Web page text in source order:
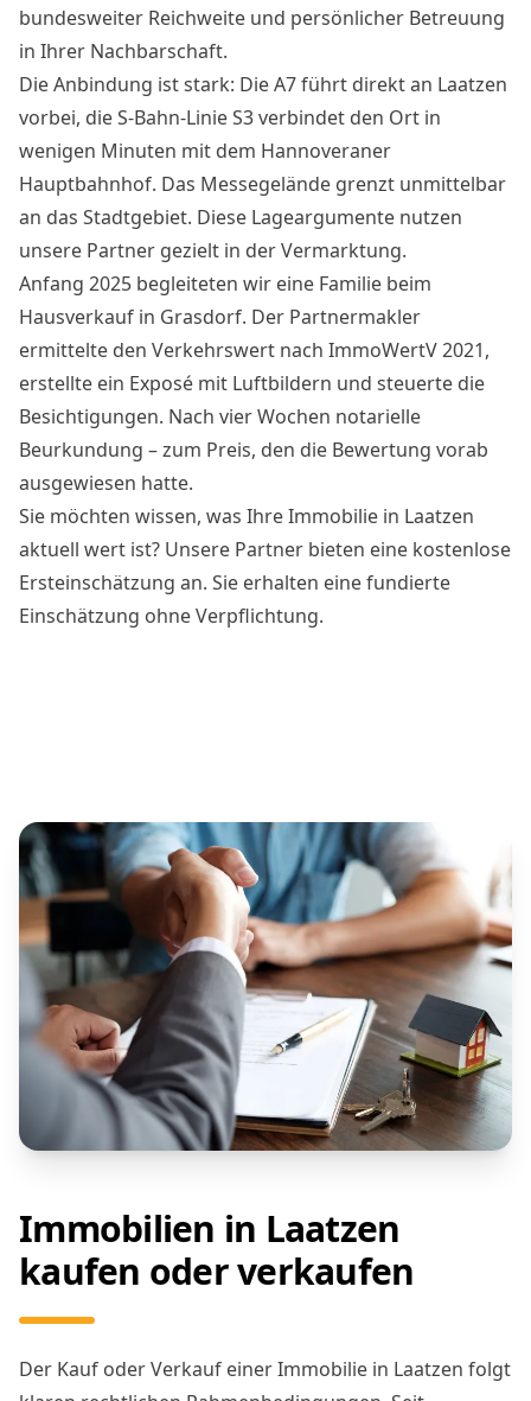
bundesweiter Reichweite und persönlicher Betreuung
in Ihrer Nachbarschaft.
Die Anbindung ist stark: Die A7 führt direkt an Laatzen
vorbei, die S-Bahn-Linie S3 verbindet den Ort in
wenigen Minuten mit dem Hannoveraner
Hauptbahnhof. Das Messegelände grenzt unmittelbar
an das Stadtgebiet. Diese Lageargumente nutzen
unsere Partner gezielt in der Vermarktung.
Anfang 2025 begleiteten wir eine Familie beim
Hausverkauf in Grasdorf. Der Partnermakler
ermittelte den Verkehrswert nach ImmoWertV 2021,
erstellte ein Exposé mit Luftbildern und steuerte die
Besichtigungen. Nach vier Wochen notarielle
Beurkundung – zum Preis, den die Bewertung vorab
ausgewiesen hatte.
Sie möchten wissen, was Ihre Immobilie in Laatzen
aktuell wert ist? Unsere Partner bieten eine kostenlose
Ersteinschätzung an. Sie erhalten eine fundierte
Einschätzung ohne Verpflichtung.
Immobilien in Laatzen
kaufen oder verkaufen
Der Kauf oder Verkauf einer Immobilie in Laatzen folgt